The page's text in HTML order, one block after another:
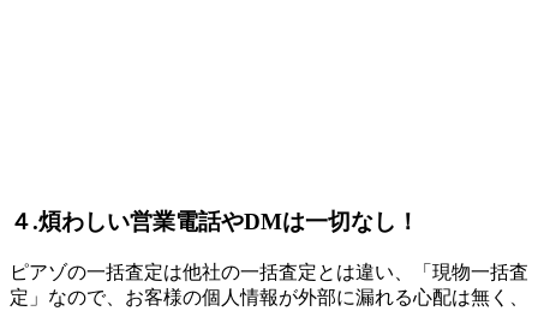
４.煩わしい営業電話やDMは一切なし！
ピアゾの一括査定は他社の一括査定とは違い、「現物一括査
定」なので、お客様の個人情報が外部に漏れる心配は無く、